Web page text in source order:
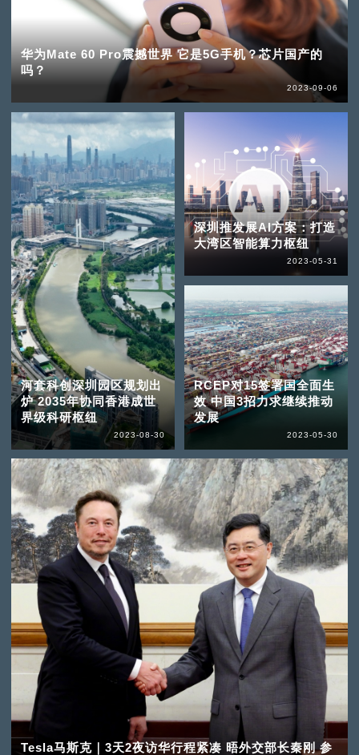
华为Mate 60 Pro震撼世界 它是5G手机？芯片国产的
吗？
2023-09-06
河套科创深圳园区规划出
炉 2035年协同香港成世
界级科研枢纽
2023-08-30
Tesla马斯克｜3天2夜访华行程紧凑 晤外交部长秦刚 参
深圳推发展AI方案：打造
大湾区智能算力枢纽
2023-05-31
RCEP对15签署国全面生
效 中国3招力求继续推动
发展
2023-05-30